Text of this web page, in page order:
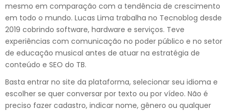
mesmo em comparação com a tendência de crescimento
em todo o mundo. Lucas Lima trabalha no Tecnoblog desde
2019 cobrindo software, hardware e serviços. Teve
experiências com comunicação no poder público e no setor
de educação musical antes de atuar na estratégia de
conteúdo e SEO do TB.
Basta entrar no site da plataforma, selecionar seu idioma e
escolher se quer conversar por texto ou por vídeo. Não é
preciso fazer cadastro, indicar nome, gênero ou qualquer